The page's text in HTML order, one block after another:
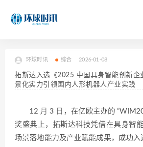
环球时讯 综合 2026-01-08
拓斯达入选《2025 中国具身智能创新企
景化实力引领国内人形机器人产业实践
12 月 3 日，在亿欧主办的
奖盛典上，拓斯达科技凭借在具身智
场景落地能力及产业赋能成果，成功